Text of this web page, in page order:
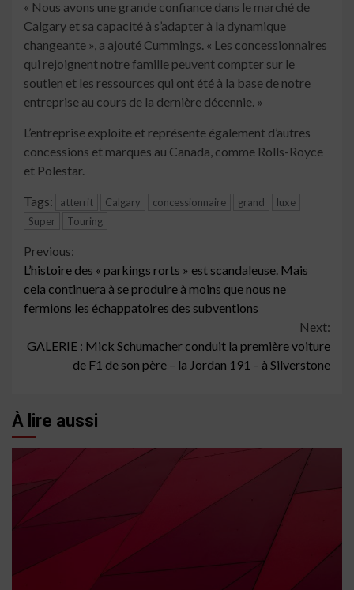
« Nous avons une grande confiance dans le marché de
Calgary et sa capacité à s’adapter à la dynamique
changeante », a ajouté Cummings. « Les concessionnaires
qui rejoignent notre famille peuvent compter sur le
soutien et les ressources qui ont été à la base de notre
entreprise au cours de la dernière décennie. »
L’entreprise exploite et représente également d’autres
concessions et marques au Canada, comme Rolls-Royce
et Polestar.
Tags: atterrit Calgary concessionnaire grand
luxe
Super
Touring
Continue
Reading
Previous:
L’histoire des « parkings rorts » est scandaleuse. Mais
cela continuera à se produire à moins que nous ne
fermions les échappatoires des subventions
Next:
GALERIE : Mick Schumacher conduit la première voiture
de F1 de son père – la Jordan 191 – à Silverstone
À lire aussi